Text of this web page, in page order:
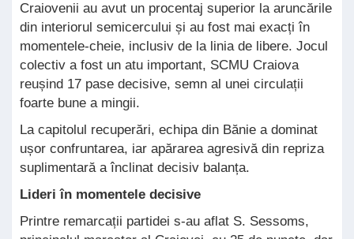
Craiovenii au avut un procentaj superior la aruncările
din interiorul semicercului și au fost mai exacți în
momentele-cheie, inclusiv de la linia de libere. Jocul
colectiv a fost un atu important, SCMU Craiova
reușind 17 pase decisive, semn al unei circulații
foarte bune a mingii.
La capitolul recuperări, echipa din Bănie a dominat
ușor confruntarea, iar apărarea agresivă din repriza
suplimentară a înclinat decisiv balanța.
Lideri în momentele decisive
Printre remarcații partidei s-au aflat S. Sessoms,